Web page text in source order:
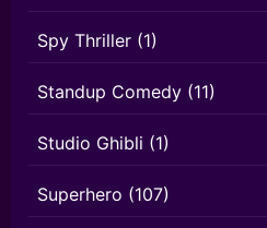
Spy Thriller (1)
Standup Comedy (11)
Studio Ghibli (1)
Superhero (107)